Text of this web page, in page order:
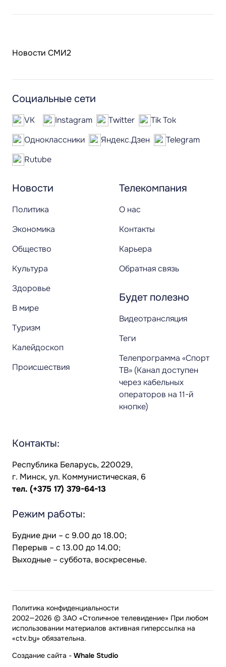
Новости СМИ2
Новости
Политика
Экономика
Общество
Культура
Здоровье
В мире
Туризм
Калейдоскоп
Происшествия
Телекомпания
О нас
Контакты
Карьера
Обратная связь
Будет полезно
Видеотрансляция
Теги
Телепрограмма «Спорт
ТВ» (Канал доступен
через кабельных
операторов на 11-й
кнопке)
Социальные сети
VK Instagram Twitter
Tik Tok
Одноклассники
Яндекс.Дзен
Telegram
Rutube
Контакты:
Республика Беларусь, 220029,
г. Минск, ул. Коммунистическая, 6
тел. (+375 17) 379-64-13
Режим работы:
Будние дни – с 9.00 до 18.00;
Перерыв – с 13.00 до 14.00;
Выходные – суббота, воскресенье.
2002—2026 © ЗАО «Столичное телевидение» При любом
использовании материалов активная гиперссылка на
«ctv.by» обязательна.
Политика конфиденциальности
Создание сайта - Whale Studio